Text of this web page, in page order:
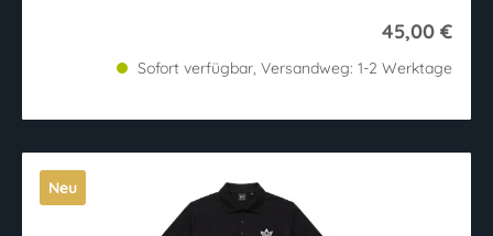
45,00 €
Sofort verfügbar, Versandweg: 1-2 Werktage
Neu